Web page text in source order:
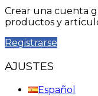
Crear una cuenta
productos y
Registrarse
AJUSTES
Español